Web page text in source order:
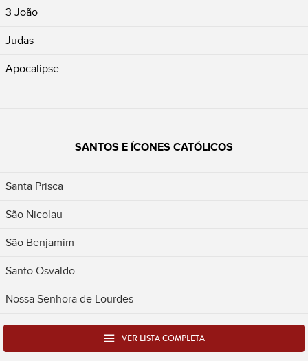
3 João
Judas
Apocalipse
SANTOS E ÍCONES CATÓLICOS
Santa Prisca
São Nicolau
São Benjamim
Santo Osvaldo
Nossa Senhora de Lourdes
VER LISTA COMPLETA